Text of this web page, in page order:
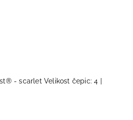
- scarlet Velikost čepic: 4 |